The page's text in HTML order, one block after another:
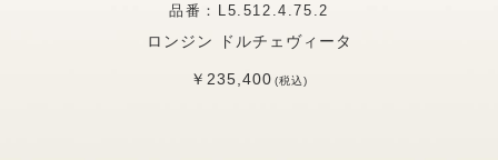
品番：L5.512.4.75.2
ロンジン ドルチェヴィータ
￥235,400(税込)